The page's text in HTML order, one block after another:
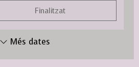
Finalitzat
Més dates